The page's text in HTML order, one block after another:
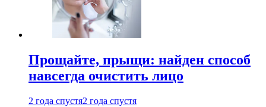
Прощайте, прыщи: найден способ
навсегда очистить лицо
2 года спустя2 года спустя